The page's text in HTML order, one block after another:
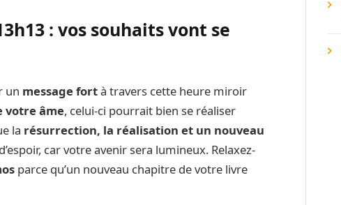
: vos souhaits vont se
un message fortà travers cette heure miroir
votre âme, celui-ci pourrait bien se réaliser
la résurrection, la réalisation et un nouveau
car votre avenir sera lumineux. Relaxez-
parce qu’un nouveau chapitre de votre livre